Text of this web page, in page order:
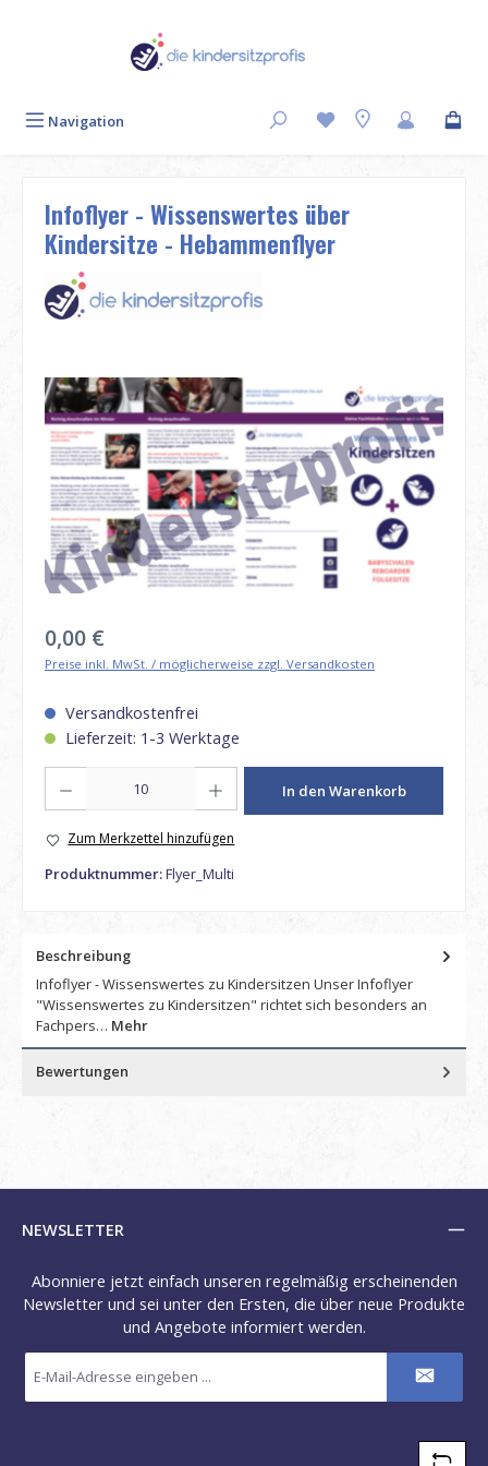
Navigation
Infoflyer - Wissenswertes über
Kindersitze - Hebammenflyer
Regulärer Preis:
0,00 €
Preise inkl. MwSt. / möglicherweise zzgl. Versandkosten
Versandkostenfrei
Lieferzeit: 1-3 Werktage
In den Warenkorb
Zum Merkzettel hinzufügen
Produktnummer:Flyer_Multi
Beschreibung
Infoflyer - Wissenswertes zu Kindersitzen Unser Infoflyer
"Wissenswertes zu Kindersitzen" richtet sich besonders an
Fachpers… Mehr
Bewertungen
NEWSLETTER
Abonniere jetzt einfach unseren regelmäßig erscheinenden
Newsletter und sei unter den Ersten, die über neue Produkte
und Angebote informiert werden.
E-
Mail-